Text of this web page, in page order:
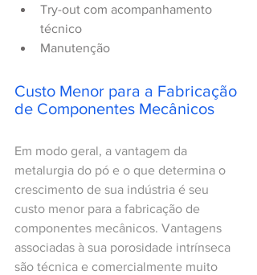
Try-out com acompanhamento
técnico
Manutenção
Custo Menor para a Fabricação
de Componentes Mecânicos
Em modo geral, a vantagem da
metalurgia do pó e o que determina o
crescimento de sua indústria é seu
custo menor para a fabricação de
componentes mecânicos. Vantagens
associadas à sua porosidade intrínseca
são técnica e comercialmente muito